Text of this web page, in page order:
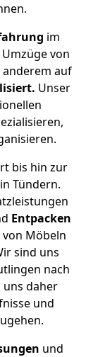
im
von
auf
Unser
bis hin zur
Tündern.
Entpacken
Möbeln
sind uns
nach
uns daher
und
und